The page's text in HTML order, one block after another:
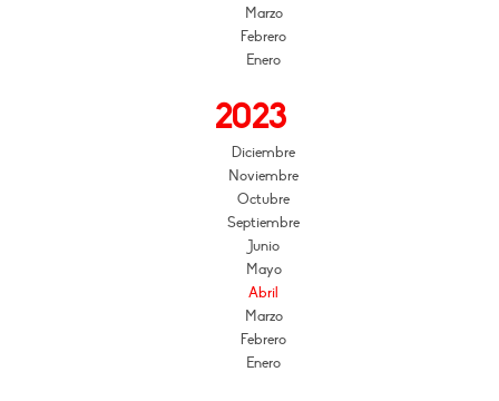
Marzo
Febrero
Enero
2023
Diciembre
Noviembre
Octubre
Septiembre
Junio
Mayo
Abril
Marzo
Febrero
Enero